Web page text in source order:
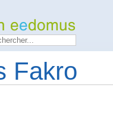
Fakro